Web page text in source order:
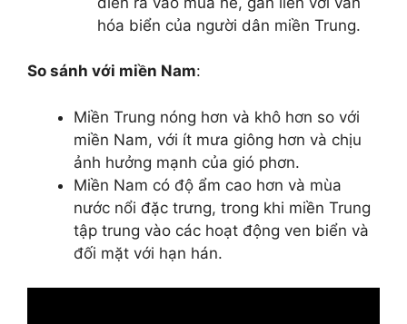
hóa biển của người dân miền Trung.
So sánh với miền Nam:
Miền Trung nóng hơn và khô hơn so với
miền Nam, với ít mưa giông hơn và chịu
ảnh hưởng mạnh của gió phơn.
Miền Nam có độ ẩm cao hơn và mùa
nước nổi đặc trưng, trong khi miền Trung
tập trung vào các hoạt động ven biển và
đối mặt với hạn hán.